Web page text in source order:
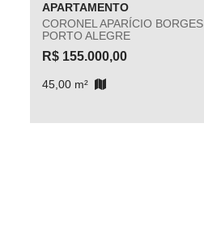
APARTAMENTO
CORONEL APARÍCIO BORGES
PORTO ALEGRE
R$ 155.000,00
45,00 m²